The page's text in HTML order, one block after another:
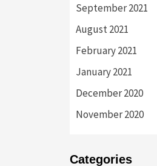
September 2021
August 2021
February 2021
January 2021
December 2020
November 2020
Categories